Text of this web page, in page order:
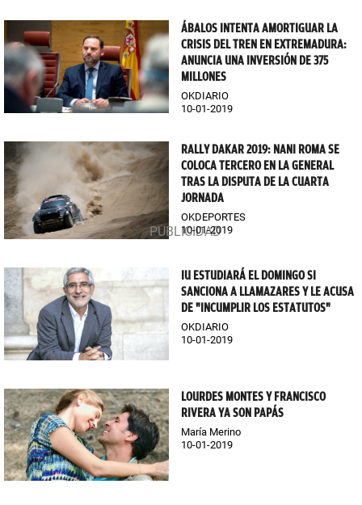
ÁBALOS INTENTA AMORTIGUAR LA
CRISIS DEL TREN EN EXTREMADURA:
ANUNCIA UNA INVERSIÓN DE 375
MILLONES
OKDIARIO
10-01-2019
RALLY DAKAR 2019: NANI ROMA SE
COLOCA TERCERO EN LA GENERAL
TRAS LA DISPUTA DE LA CUARTA
JORNADA
OKDEPORTES
10-01-2019
IU ESTUDIARÁ EL DOMINGO SI
SANCIONA A LLAMAZARES Y LE ACUSA
DE "INCUMPLIR LOS ESTATUTOS"
OKDIARIO
10-01-2019
LOURDES MONTES Y FRANCISCO
RIVERA YA SON PAPÁS
María Merino
10-01-2019